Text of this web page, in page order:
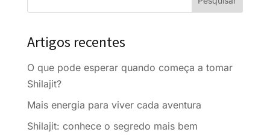
Artigos recentes
O que pode esperar quando começa a tomar
Shilajit?
Mais energia para viver cada aventura
Shilajit: conhece o segredo mais bem